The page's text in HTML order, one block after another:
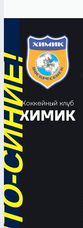
Хоккейный клуб
ХИМИК